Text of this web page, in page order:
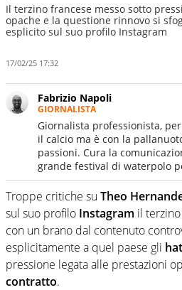
Il terzino francese messo sotto
opache e la questione rinnovo si
esplicito sul suo profilo Instagram
17/02/25 17:32
Fabrizio Napoli
GIORNALISTA
Giornalista professionista,
il calcio ma è con la
passioni. Cura la
grande festival di waterpolo
Troppe critiche su Theo
sul suo profilo Instagram il
con un brano dal contenuto
esplicitamente a quel paese gli
pressione legata alle prestazioni
contratto.